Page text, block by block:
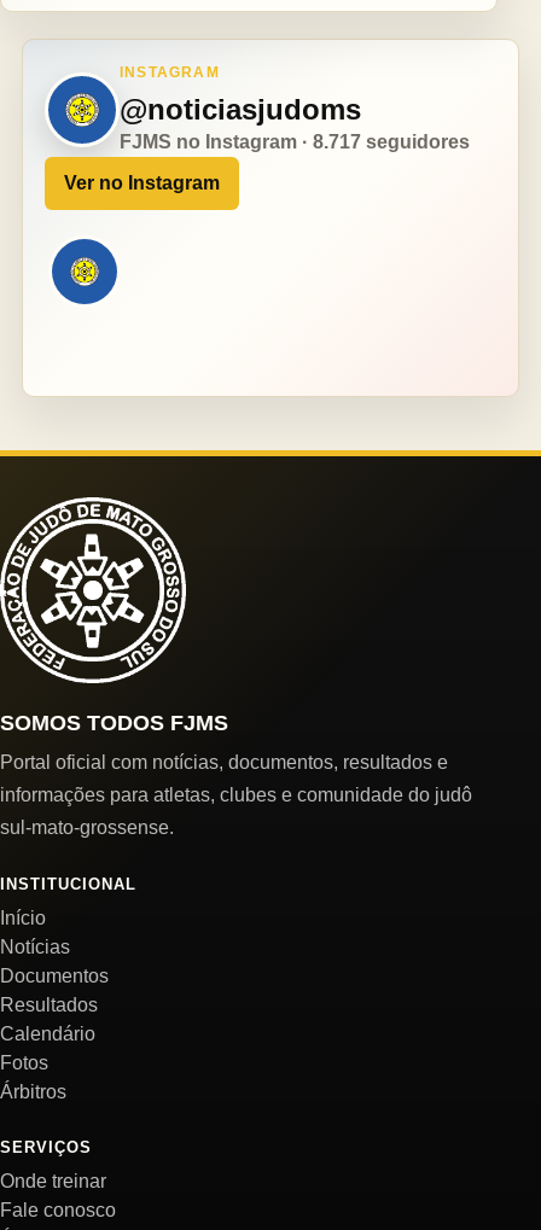
INSTAGRAM
@noticiasjudoms
FJMS no Instagram · 8.717 seguidores
Ver no Instagram
SOMOS TODOS FJMS
Portal oficial com notícias, documentos, resultados e
informações para atletas, clubes e comunidade do judô
sul-mato-grossense.
INSTITUCIONAL
Início
Notícias
Documentos
Resultados
Calendário
Fotos
Árbitros
SERVIÇOS
Onde treinar
Fale conosco